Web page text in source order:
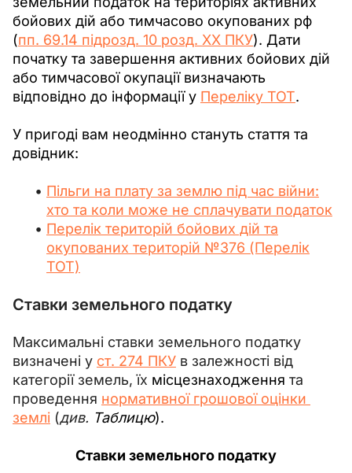
бойових дій або тимчасово окупованих рф
(пп. 69.14 підрозд. 10 розд. XX ПКУ). Дати
початку та завершення активних бойових дій
або тимчасової окупації визначають
відповідно до інформації у Переліку ТОТ.
У пригоді вам неодмінно стануть стаття та
довідник:
Пільги на плату за землю під час війни:
хто та коли може не сплачувати податок
Перелік територій бойових дій та
окупованих територій №376 (Перелік
ТОТ)
Ставки земельного податку
Максимальні ставки земельного податку
визначені у ст. 274 ПКУ в залежності від
категорії земель, їх місцезнаходження та
проведення нормативної грошової оцінки
землі (див. Таблицю).
Ставки земельного податку